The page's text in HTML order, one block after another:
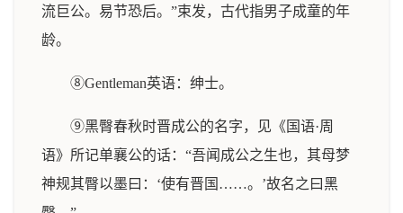
流巨公。易节恐后。”束发，古代指男子成童的年
龄。
⑧Gentleman英语：绅士。
⑨黑臀春秋时晋成公的名字，见《国语·周
语》所记单襄公的话：“吾闻成公之生也，其母梦
神规其臀以墨曰：‘使有晋国……。’故名之曰黑